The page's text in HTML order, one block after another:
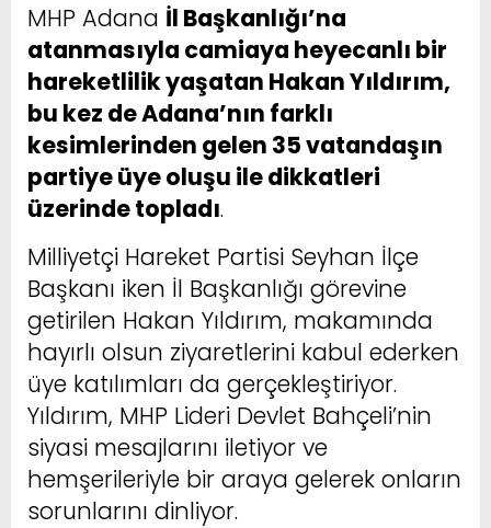
MHP Adana İl Başkanlığı’na
atanmasıyla camiaya heyecanlı bir
hareketlilik yaşatan Hakan Yıldırım,
bu kez de Adana’nın farklı
kesimlerinden gelen 35 vatandaşın
partiye üye oluşu ile dikkatleri
üzerinde topladı.
Milliyetçi Hareket Partisi Seyhan İlçe
Başkanı iken İl Başkanlığı görevine
getirilen Hakan Yıldırım, makamında
hayırlı olsun ziyaretlerini kabul ederken
üye katılımları da gerçekleştiriyor.
Yıldırım, MHP Lideri Devlet Bahçeli’nin
siyasi mesajlarını iletiyor ve
hemşerileriyle bir araya gelerek onların
sorunlarını dinliyor.